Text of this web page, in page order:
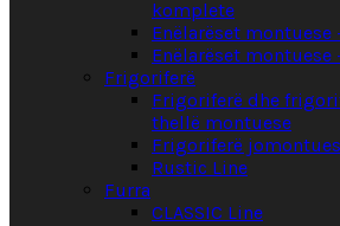
komplete
Enëlarëset
Enëlarëset
Frigoriferë
Frigoriferë dhe
thellë montuese
Frigoriferë
Rustic Line
Furra
CLASSIC Line